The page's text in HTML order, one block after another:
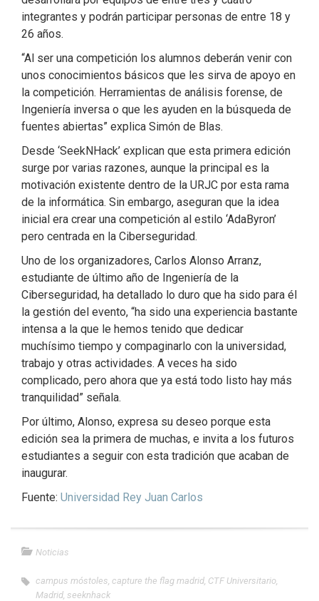
integrantes y podrán participar personas de entre 18 y
26 años.
“Al ser una competición los alumnos deberán venir con
unos conocimientos básicos que les sirva de apoyo en
la competición. Herramientas de análisis forense, de
Ingeniería inversa o que les ayuden en la búsqueda de
fuentes abiertas” explica Simón de Blas.
Desde ‘SeekNHack’ explican que esta primera edición
surge por varias razones, aunque la principal es la
motivación existente dentro de la URJC por esta rama
de la informática. Sin embargo, aseguran que la idea
inicial era crear una competición al estilo ‘AdaByron’
pero centrada en la Ciberseguridad.
Uno de los organizadores, Carlos Alonso Arranz,
estudiante de último año de Ingeniería de la
Ciberseguridad, ha detallado lo duro que ha sido para él
la gestión del evento, “ha sido una experiencia bastante
intensa a la que le hemos tenido que dedicar
muchísimo tiempo y compaginarlo con la universidad,
trabajo y otras actividades. A veces ha sido
complicado, pero ahora que ya está todo listo hay más
tranquilidad” señala.
Por último, Alonso, expresa su deseo porque esta
edición sea la primera de muchas, e invita a los futuros
estudiantes a seguir con esta tradición que acaban de
inaugurar.
Fuente: Universidad Rey Juan Carlos
Noticias
campus móstoles capture the flag madrid CTF Universitario
Madrid seeknhack